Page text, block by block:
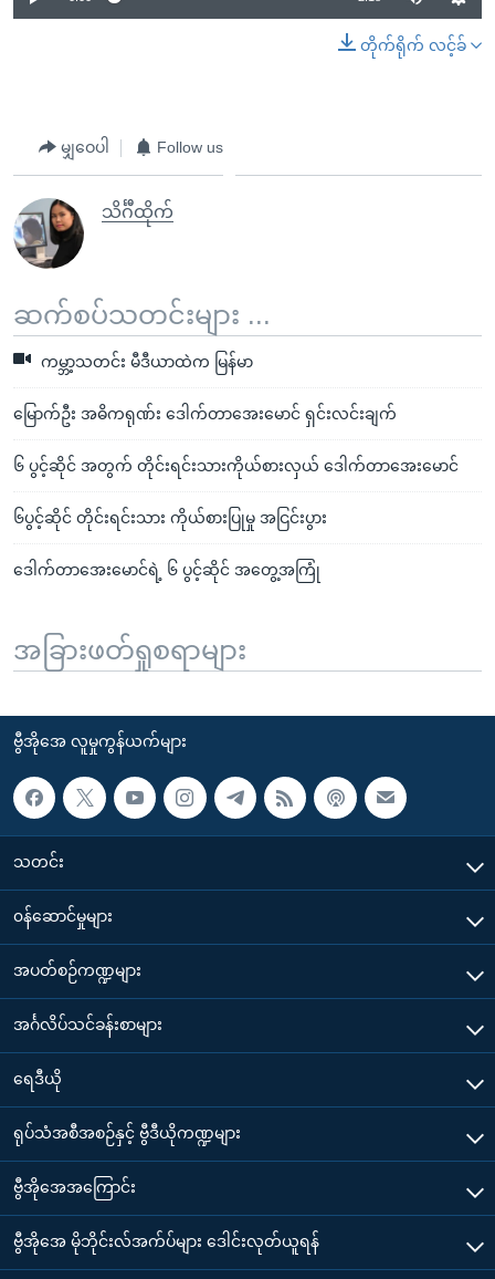
တိုက်ရိုက် လင့်ခ်
မျှဝေပါ Follow us
သိင်္ဂီထိုက်
ဆက်စပ်သတင်းများ ...
ကမ္ဘာ့သတင်း မီဒီယာထဲက မြန်မာ
မြောက်ဦး အဓိကရုဏ်း ဒေါက်တာအေးမောင် ရှင်းလင်းချက်
၆ ပွင့်ဆိုင် အတွက် တိုင်းရင်းသားကိုယ်စားလှယ် ဒေါက်တာအေးမောင်
၆ပွင့်ဆိုင် တိုင်းရင်းသား ကိုယ်စားပြုမှု အငြင်းပွား
ဒေါက်တာအေးမောင်ရဲ့ ၆ ပွင့်ဆိုင် အတွေ့အကြုံ
အခြားဖတ်ရှုစရာများ
ဗွီအိုအေ လူမှုကွန်ယက်များ
သတင်း
၀န်ဆောင်မှုများ
အပတ်စဉ်ကဏ္ဍများ
အင်္ဂလိပ်သင်ခန်းစာများ
ရေဒီယို
ရုပ်သံအစီအစဉ်နှင့် ဗွီဒီယိုကဏ္ဍများ
ဗွီအိုအေအကြောင်း
ဗွီအိုအေ မိုဘိုင်းလ်အက်ပ်များ ဒေါင်းလုတ်ယူရန်